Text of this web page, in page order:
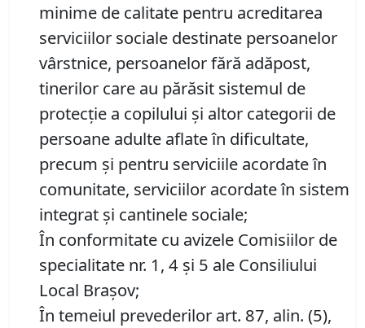
minime de calitate pentru acreditarea
serviciilor sociale destinate persoanelor
vârstnice, persoanelor fără adăpost,
tinerilor care au părăsit sistemul de
protecţie a copilului şi altor categorii de
persoane adulte aflate în dificultate,
precum şi pentru serviciile acordate în
comunitate, serviciilor acordate în sistem
integrat şi cantinele sociale;
În conformitate cu avizele Comisiilor de
specialitate nr. 1, 4 și 5 ale Consiliului
Local Brașov;
În temeiul prevederilor art. 87, alin. (5),